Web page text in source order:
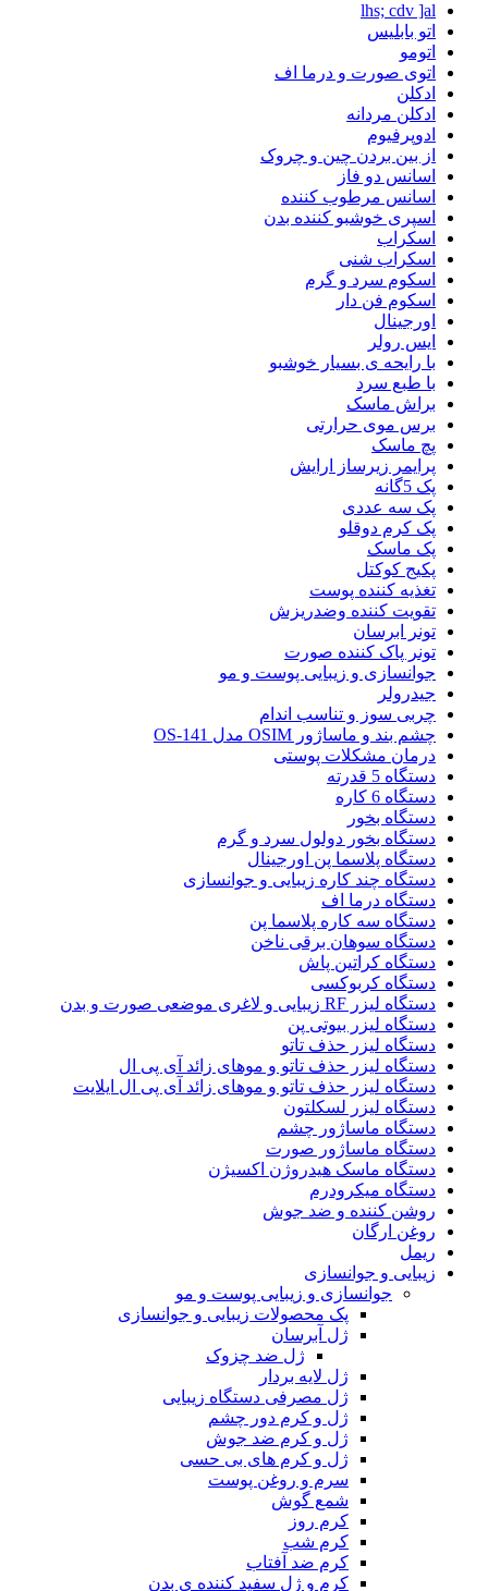
lhs; cdv ]al
اتو بابلیس
اتومو
اتوی صورت و درما اف
ادکلن
ادکلن مردانه
ادوپرفیوم
از بین بردن چین و چروک
اسانس دو فاز
اسانس مرطوب کننده
اسپری خوشبو کننده بدن
اسکراب
اسکراب شنی
اسکوم سرد و گرم
اسکوم فن دار
اورجینال
ایس رولر
با رایحه ی بسیار خوشبو
با طبع سرد
براش ماسک
برس موی حرارتی
پچ ماسک
پرایمر زیرساز ارایش
پک 5گانه
پک سه عددی
پک کرم دوقلو
پک ماسک
پکیج کوکتل
تغذیه کننده پوست
تقویت کننده وضدریزش
تونر ابرسان
تونر پاک کننده صورت
جوانسازی و زیبایی پوست و مو
جیدرولر
چربی سوز و تناسب اندام
چشم بند و ماساژور OSIM مدل OS-141
درمان مشکلات پوستی
دستگاه 5 قدرته
دستگاه 6 کاره
دستگاه بخور
دستگاه بخور دولول سرد و گرم
دستگاه پلاسما پن اورجینال
دستگاه چند کاره زیبایی و جوانسازی
دستگاه درما اف
دستگاه سه کاره پلاسما پن
دستگاه سوهان برقی ناخن
دستگاه کراتین پاش
دستگاه کربوکسی
دستگاه لیزر RF زیبایی و لاغری موضعی صورت و بدن
دستگاه لیزر بیوتی پن
دستگاه لیزر حذف تاتو
دستگاه لیزر حذف تاتو و موهای زائد آی پی ال
دستگاه لیزر حذف تاتو و موهای زائد آی پی ال ایلایت
دستگاه لیزر لسکلتون
دستگاه ماساژور چشم
دستگاه ماساژور صورت
دستگاه ماسک هیدروژن اکسیژن
دستگاه میکرودرم
روشن کننده و ضد جوش
روغن ارگان
ریمل
زیبایی و جوانسازی
جوانسازی و زیبایی پوست و مو
پک محصولات زیبایی و جوانسازی
ژل آبرسان
ژل ضد چزوک
ژل لایه بردار
ژل مصرفی دستگاه زیبایی
ژل و کرم دور چشم
ژل و کرم ضد جوش
ژل و کرم های بی حسی
سرم و روغن پوست
شمع گوش
کرم روز
کرم شب
کرم ضد آفتاب
کرم و ژل سفید کننده ی بدن